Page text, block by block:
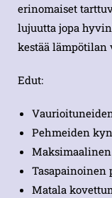
erinomaiset
lujuutta jopa
kestää lämpötilan
Edut:
Pehmeiden
Tasapainoinen
Matala